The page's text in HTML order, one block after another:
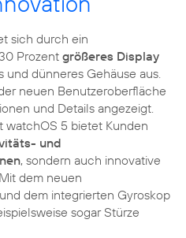
sich durch ein
Prozent größeres Display
dünneres Gehäuse aus.
neuen Benutzeroberfläche
und Details angezeigt.
watchOS 5 bietet Kunden
und
, sondern auch innovative
dem neuen
dem integrierten Gyroskop
sogar Stürze